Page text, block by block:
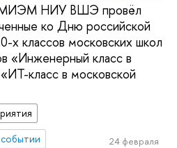
МИЭМ НИУ ВШЭ провёл
ко Дню российской
х классов московских школ
«Инженерный класс в
класс в московской
24 февраля